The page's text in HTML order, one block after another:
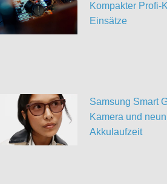
Kompakter Profi-
Einsätze
Samsung Smart
Kamera und
Akkulaufzeit